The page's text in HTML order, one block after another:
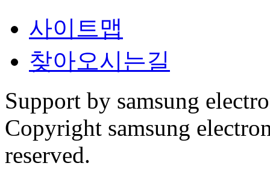
사이트맵
찾아오시는길
Support by samsung
Copyright samsung
reserved.